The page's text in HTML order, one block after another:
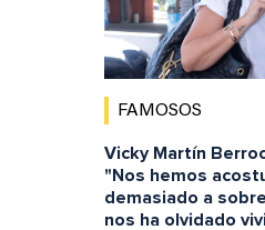
FAMOSOS
Vicky Martín
"Nos hemos
demasiado a
nos ha olvidado